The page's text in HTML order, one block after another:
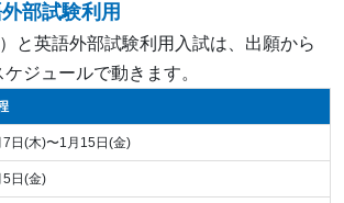
部試験利用
と英語外部試験利用入試は、出願から
ジュールで動きます。
7日(木)〜1月15日(金)
5日(金)